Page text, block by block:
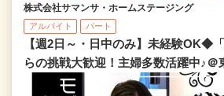
株式会社サマンサ・ホームステージング
アルバイト パート
【週2日～・日中のみ】未経験OK◆
らの挑戦大歓迎！主婦多数活躍中♪＠